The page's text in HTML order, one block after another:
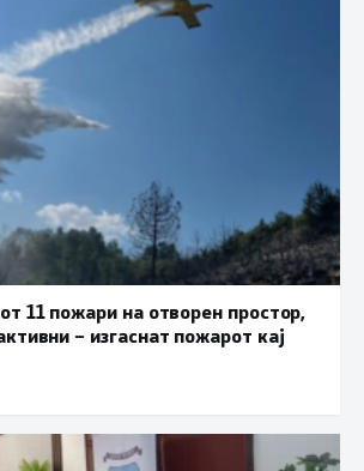
11 пожари на отворен простор,
– изгаснат пожарот кај